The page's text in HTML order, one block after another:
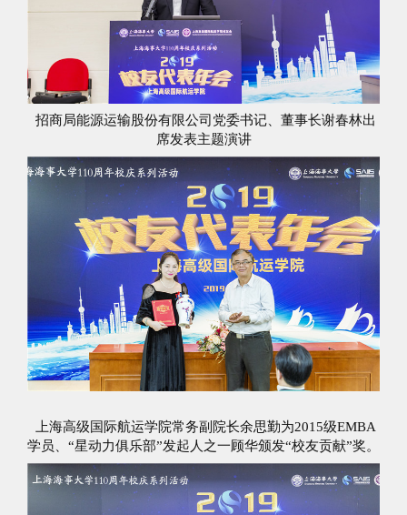
招商局能源运输股份有限公司党委书记、董事长谢春林出
席发表主题演讲
上海高级国际航运学院常务副院长余思勤为2015级EMBA
学员、“星动力俱乐部”发起人之一顾华颁发“校友贡献”奖。